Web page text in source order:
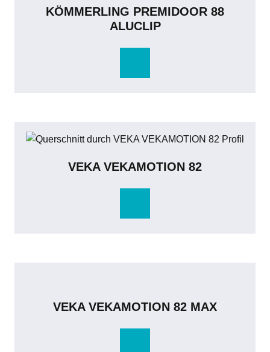
KÖMMERLING PREMIDOOR 88
ALUCLIP
VEKA VEKAMOTION 82
VEKA VEKAMOTION 82 MAX